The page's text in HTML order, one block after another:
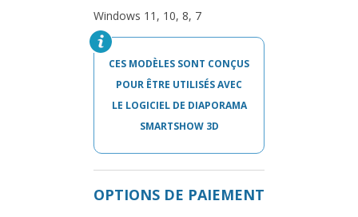
Windows 11, 10, 8, 7
CES MODÈLES SONT CONÇUS
POUR ÊTRE UTILISÉS AVEC
LE LOGICIEL DE DIAPORAMA
SMARTSHOW 3D
OPTIONS DE PAIEMENT